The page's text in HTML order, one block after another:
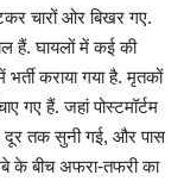
चारों ओर बिखर गए.
हैं. घायलों में कई की
कराया गया है. मृतकों
हैं. जहां पोस्टमॉर्टम
दूर तक सुनी गई, और पास
के बीच अफरा-तफरी का